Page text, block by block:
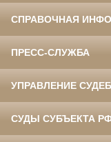
СПРАВОЧНАЯ
ПРЕСС-СЛУЖБА
УПРАВЛЕНИЕ
СУДЫ СУБЪЕКТА